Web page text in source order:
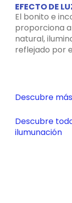
EFECTO DE
El bonito e
proporciona
natural,
reflejado por
Descubre
Descubre
ilumunación